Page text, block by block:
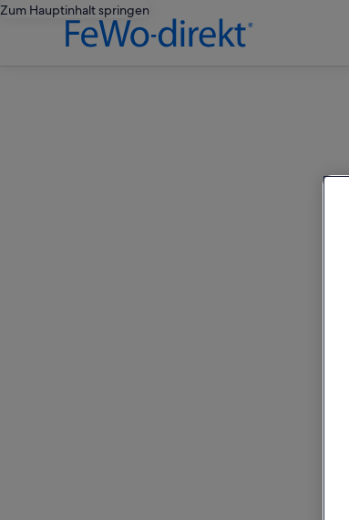
Zum Hauptinhalt springen